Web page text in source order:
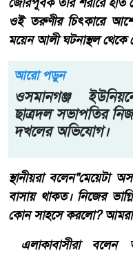
ওই তরুণীর চিৎকারে
ময়েন আলী ঘটনাস্থল থেকে
আরো পড়ুন
ওসমানগঞ্জ
ছাত্রদল সভাপতির
দখলের অভিযোগ।
​স্থানীয়রা
বাসায় থাকত। নিজের
কোন সাহসে করলো? আমরা
এলাকাবাসীরা